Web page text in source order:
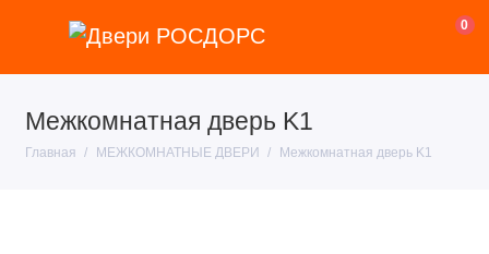
0
Межкомнатная дверь K1
Главная МЕЖКОМНАТНЫЕ ДВЕРИ Межкомнатная дверь K1